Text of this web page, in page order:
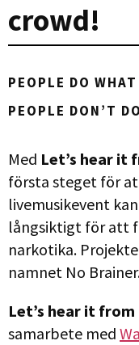
crowd!
PEOPLE DO
PEOPLE DON’T
Med Let’s hear it
första steget för
livemusikevent
långsiktigt för att
narkotika.
namnet No
Let’s hear it
samarbete med